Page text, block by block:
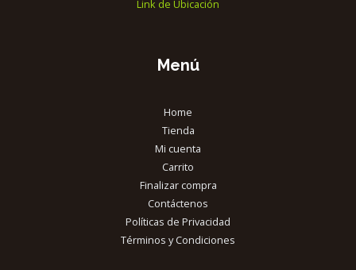
Link de Ubicación
Menú
Home
Tienda
Mi cuenta
Carrito
Finalizar compra
Contáctenos
Políticas de Privacidad
Términos y Condiciones